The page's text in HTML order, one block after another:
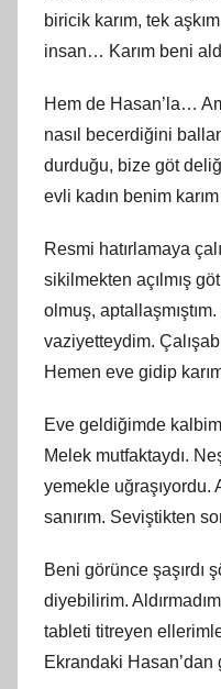
biricik karım, tek
insan… Karım beni
Hem de Hasan’la…
nasıl becerdiğini
durduğu, bize göt
evli kadın benim karım
Resmi hatırlamaya
sikilmekten açılmış
olmuş,
vaziyetteydim.
Hemen eve gidip
Eve geldiğimde
Melek mutfaktaydı.
yemekle uğraşıyordu.
sanırım. Seviştikten
Beni görünce
diyebilirim.
tableti titreyen
Ekrandaki Hasan’dan